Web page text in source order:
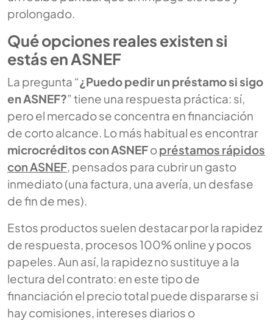
prolongado.
Qué opciones reales existen si
estás en ASNEF
La pregunta “¿Puedo pedir un préstamo si sigo
en ASNEF?” tiene una respuesta práctica: sí,
pero el mercado se concentra en financiación
de corto alcance. Lo más habitual es encontrar
microcréditos con ASNEFopréstamos rápidos
con ASNEF, pensados para cubrir un gasto
inmediato (una factura, una avería, un desfase
de fin de mes).
Estos productos suelen destacar por la rapidez
de respuesta, procesos 100% online y pocos
papeles. Aun así, la rapidez no sustituye a la
lectura del contrato: en este tipo de
financiación el precio total puede dispararse si
hay comisiones, intereses diarios o